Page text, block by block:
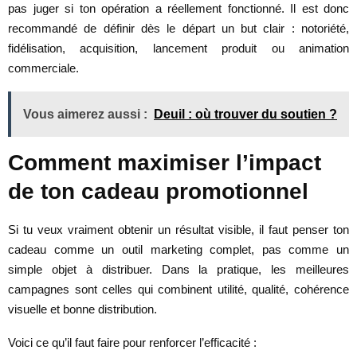
pas juger si ton opération a réellement fonctionné. Il est donc
recommandé de définir dès le départ un but clair : notoriété,
fidélisation, acquisition, lancement produit ou animation
commerciale.
Vous aimerez aussi : Deuil : où trouver du soutien ?
Comment maximiser l’impact
de ton cadeau promotionnel
Si tu veux vraiment obtenir un résultat visible, il faut penser ton
cadeau comme un outil marketing complet, pas comme un
simple objet à distribuer. Dans la pratique, les meilleures
campagnes sont celles qui combinent utilité, qualité, cohérence
visuelle et bonne distribution.
Voici ce qu’il faut faire pour renforcer l’efficacité :